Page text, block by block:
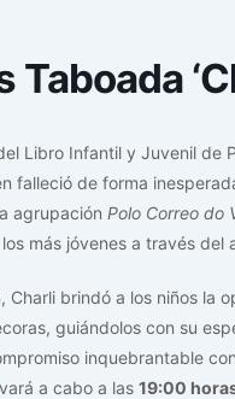
Libro Infantil y Juvenil de
falleció de forma
agrupación Polo Correo do
más jóvenes a través del
Charli brindó a los niños la
guiándolos con su
inquebrantable
a cabo a las 19:00